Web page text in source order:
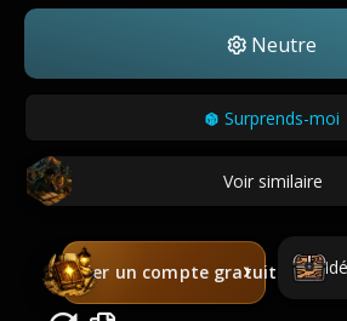
Neutre
Surprends-moi
Voir similaire
Créer un compte gratuit